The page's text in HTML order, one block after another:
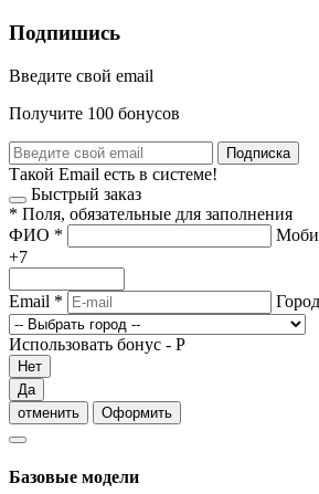
Подпишись
Введите свой email
Получите 100 бонусов
Подписка
Такой Email есть в системе!
Быстрый заказ
* Поля, обязательные для заполнения
ФИО *
+7
Email * Город
Использовать бонус - Р
Нет
Да
отменить
Оформить
Базовые модели